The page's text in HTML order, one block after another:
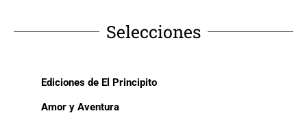
Selecciones
Ediciones de El Principito
Amor y Aventura